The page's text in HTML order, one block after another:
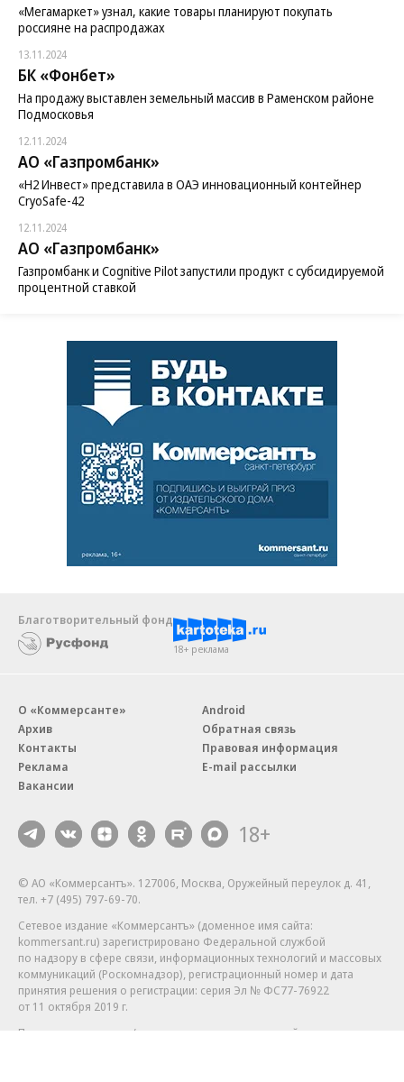
«Мегамаркет» узнал, какие товары планируют покупать
россияне на распродажах
13.11.2024
БК «Фонбет»
На продажу выставлен земельный массив в Раменском районе
Подмосковья
12.11.2024
АО «Газпромбанк»
«H2 Инвест» представила в ОАЭ инновационный контейнер
CryoSafe-42
12.11.2024
АО «Газпромбанк»
Газпромбанк и Cognitive Pilot запустили продукт с субсидируемой
процентной ставкой
Благотворительный фонд
18+ реклама
О «Коммерсанте»
Архив
Контакты
Реклама
Вакансии
Android
Обратная связь
Правовая информация
E-mail рассылки
18+
© АО «Коммерсантъ». 127006, Москва, Оружейный переулок д. 41,
тел. +7 (495) 797-69-70.
Сетевое издание «Коммерсантъ» (доменное имя сайта:
kommersant.ru) зарегистрировано Федеральной службой
по надзору в сфере связи, информационных технологий и массовых
коммуникаций (Роскомнадзор), регистрационный номер и дата
принятия решения о регистрации: серия Эл № ФС77-76922
от 11 октября 2019 г.
Партнерские проекты/материалы, новости компаний, материалы